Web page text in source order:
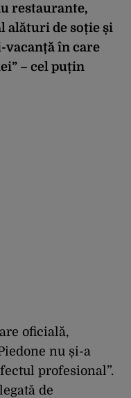
restaurante,
alături de soție și
în care
– cel puțin
oficială,
nu și-a
profesional”.
de